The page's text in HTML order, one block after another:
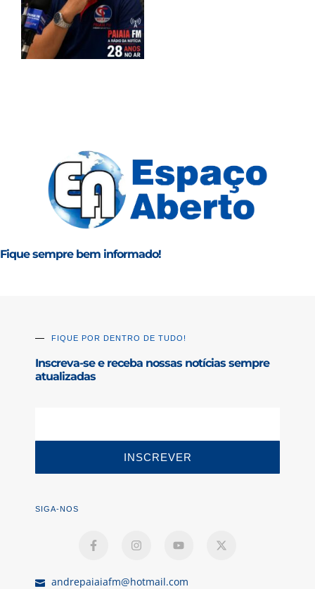
Fique sempre bem informado!
FIQUE POR DENTRO DE TUDO!
Inscreva-se e receba nossas notícias sempre
atualizadas
INSCREVER
SIGA-NOS
andrepaiaiafm@hotmail.com